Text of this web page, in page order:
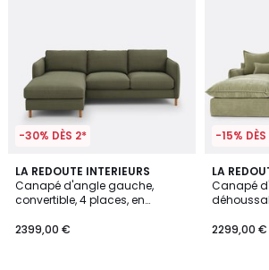
-30% DÈS 2*
LA REDOUTE INTERIEURS
Canapé d'angle gauche,
convertible, 4 places, en
2399,00 €
6
Couleurs
-15%
LA
Canapé
2299,00 €
9
Couleurs